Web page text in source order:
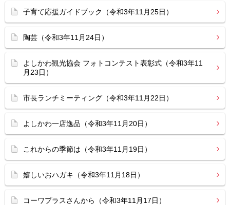
子育て応援ガイドブック（令和3年11月25日）
陶芸（令和3年11月24日）
よしかわ観光協会 フォトコンテスト表彰式（令和3年11
月23日）
市長ランチミーティング（令和3年11月22日）
よしかわ一店逸品（令和3年11月20日）
これからの季節は（令和3年11月19日）
嬉しいおハガキ（令和3年11月18日）
コーワプラスさんから（令和3年11月17日）